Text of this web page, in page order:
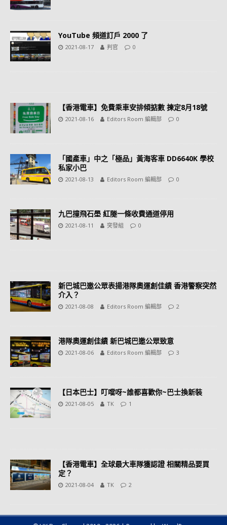
YouTube 頻道訂戶 2000 了
2021-08-17 判官 0
【香港電車】免費乘車安排傾掂數 揀定8月18號
2021-08-16 Editors Room 編輯部 0
「國產車」中之「極品」黃海客車 DD6640K 學校
私家小巴
2021-08-13 Editors Room 編輯部 0
九巴撞飛石壆 紅隧一條收費通道停用
2021-08-11 突發組 0
新巴城巴邀公眾表揚港隊奧運創佳績 香港警察突然
介入？
2021-08-08 Editors Room 編輯部 2
港隊奧運創佳績 新巴城巴邀公眾致意
2021-08-06 Editors Room 編輯部 3
【日本巴士】叮噹呀~誰都喜歡你~巴士換新裝
2021-08-05 TK 1
【香港電車】全球最大車隊獲認證 相關精品要買
定？
2021-08-04 TK 2